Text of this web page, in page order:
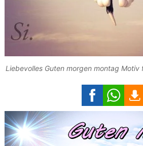
Liebevolles Guten morgen montag Motiv